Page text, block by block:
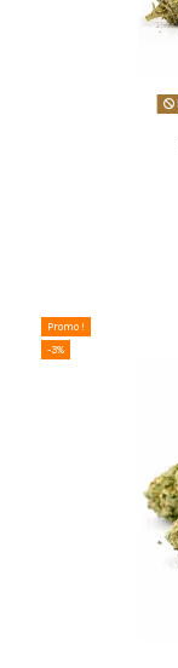
Promo !
-3%